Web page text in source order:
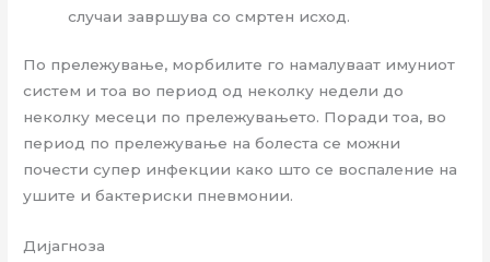
случаи завршува со смртен исход.
По прележување, морбилите го намалуваат имуниот
систем и тоа во период од неколку недели до
неколку месеци по прележувањето. Поради тоа, во
период по прележување на болеста се можни
почести супер инфекции како што се воспаление на
ушите и бактериски пневмонии.
Дијагноза